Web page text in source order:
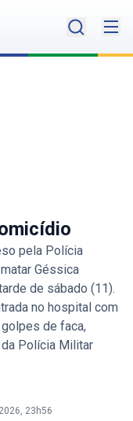
pela Polícia
Géssica
de sábado (11).
no hospital com
de faca,
Polícia Militar
23h56